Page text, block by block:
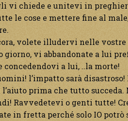
vi chiede e unitevi in
le cose e mettere fine al
volete illudervi nelle
giorno, vi abbandonate a lui
concedendovi a lui, ..la morte!
l’impatto sarà
l’aiuto prima che tutto
Ravvedetevi o genti tutte!
in fretta perché solo IO potrò